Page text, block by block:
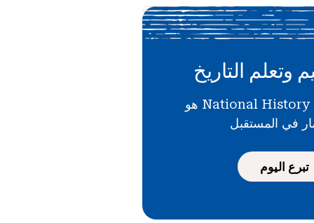
وتعلم التاريخ
دعمك لـ National History Day هو
في المستقبل
تبرع اليوم